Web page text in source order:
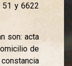
y 6622
son: acta
de